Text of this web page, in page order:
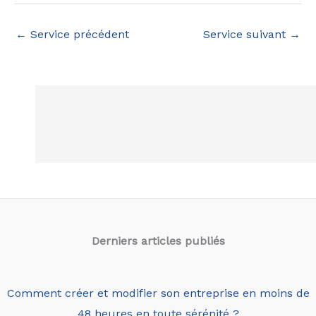
← Service précédent Service suivant →
Derniers articles publiés
Comment créer et modifier son entreprise en moins de
48 heures en toute sérénité ?